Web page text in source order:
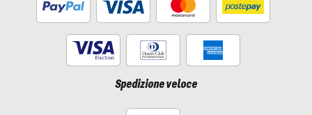
Spedizione veloce